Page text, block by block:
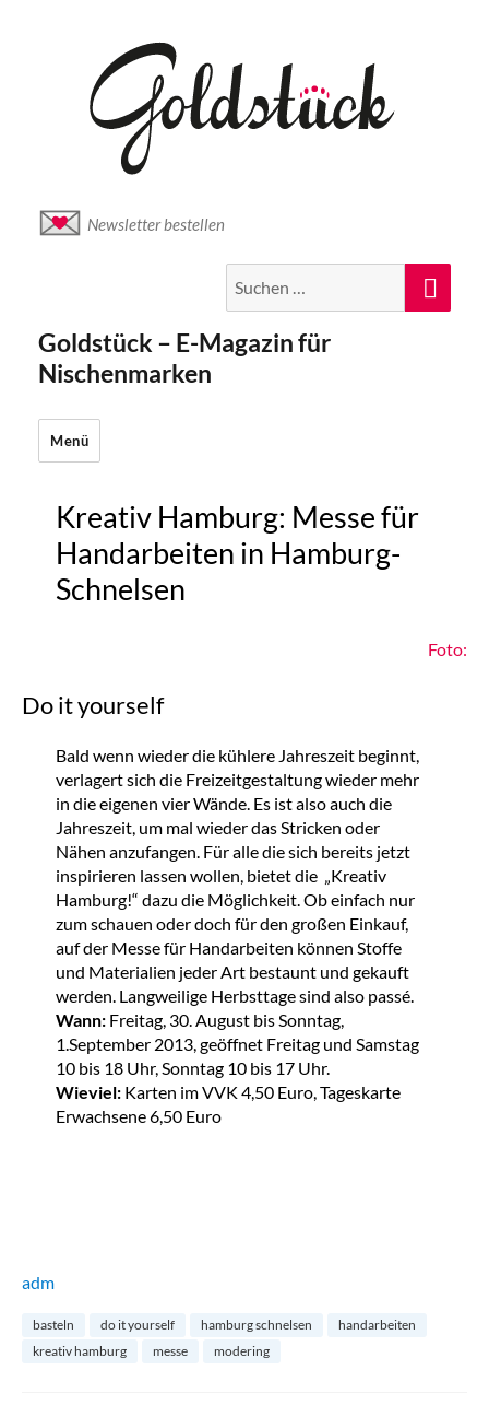
Newsletter bestellen
nach:
Goldstück – E-Magazin für
Nischenmarken
Menü
Kreativ Hamburg: Messe für
Handarbeiten in Hamburg-
Schnelsen
Foto:
Do it yourself
Bald wenn wieder die kühlere Jahreszeit beginnt,
verlagert sich die Freizeitgestaltung wieder mehr
in die eigenen vier Wände. Es ist also auch die
Jahreszeit, um mal wieder das Stricken oder
Nähen anzufangen. Für alle die sich bereits jetzt
inspirieren lassen wollen, bietet die „Kreativ
Hamburg!“ dazu die Möglichkeit. Ob einfach nur
zum schauen oder doch für den großen Einkauf,
auf der Messe für Handarbeiten können Stoffe
und Materialien jeder Art bestaunt und gekauft
werden. Langweilige Herbsttage sind also passé.
Wann: Freitag, 30. August bis Sonntag,
1.September 2013, geöffnet Freitag und Samstag
10 bis 18 Uhr, Sonntag 10 bis 17 Uhr.
Wieviel: Karten im VVK 4,50 Euro, Tageskarte
Erwachsene 6,50 Euro
adm
basteln do it yourself hamburg schnelsen
handarbeiten
kreativ hamburg
messe modering